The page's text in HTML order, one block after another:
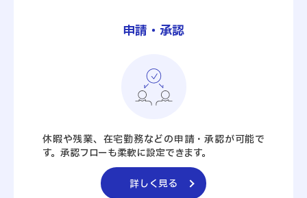
申請・承認
休暇や残業、在宅勤務などの申請・承認が可能で
す。承認フローも柔軟に設定できます。
詳しく見る